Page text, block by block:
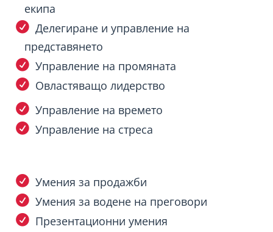
екипа
Делегиране и управление на
представянето
Управление на промяната
Овластяващо лидерство
Управление на времето
Управление на стреса
Умения за продажби
Умения за водене на преговори
Презентационни умения